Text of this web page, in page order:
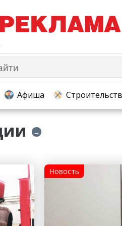
Афиша
Телекоммуникации и связь
Бизнес и финансы
Ремонт
Это интересно
Администрация
Промышленность
Сельское хозяйство
→
→
Новость